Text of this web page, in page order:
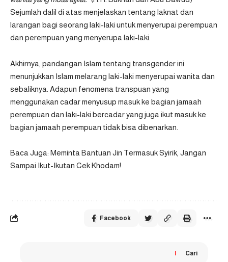
Sejumlah dalil di atas menjelaskan tentang laknat dan
larangan bagi seorang laki-laki untuk menyerupai perempuan
dan perempuan yang menyerupa laki-laki.
Akhirnya, pandangan Islam tentang transgender ini
menunjukkan Islam melarang laki-laki menyerupai wanita dan
sebaliknya. Adapun fenomena transpuan yang
menggunakan cadar menyusup masuk ke bagian jamaah
perempuan dan laki-laki bercadar yang juga ikut masuk ke
bagian jamaah perempuan tidak bisa dibenarkan.
Baca Juga: Meminta Bantuan Jin Termasuk Syirik, Jangan
Sampai Ikut-Ikutan Cek Khodam!
Facebook
Cari